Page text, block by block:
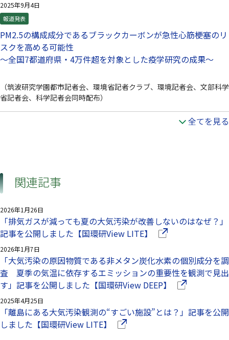
2025年9月4日
報道発表
PM2.5の構成成分であるブラックカーボンが急性心筋梗塞のリ
スクを高める可能性
～全国7都道府県・4万件超を対象とした疫学研究の成果～
（筑波研究学園都市記者会、環境省記者クラブ、環境記者会、文部科学
省記者会、科学記者会同時配布）
全てを見る
関連記事
2026年1月26日
「排気ガスが減っても夏の大気汚染が改善しないのはなぜ？」
記事を公開しました【国環研View LITE】
（別ウインドウで
2026年1月7日
「大気汚染の原因物質である非メタン炭化水素の個別成分を調
査 夏季の気温に依存するエミッションの重要性を観測で見出
す」記事を公開しました【国環研View DEEP】
（別ウインド
2025年4月25日
「離島にある大気汚染観測の“すごい施設”とは？」記事を公開
しました【国環研View LITE】
（別ウインドウで開きます）